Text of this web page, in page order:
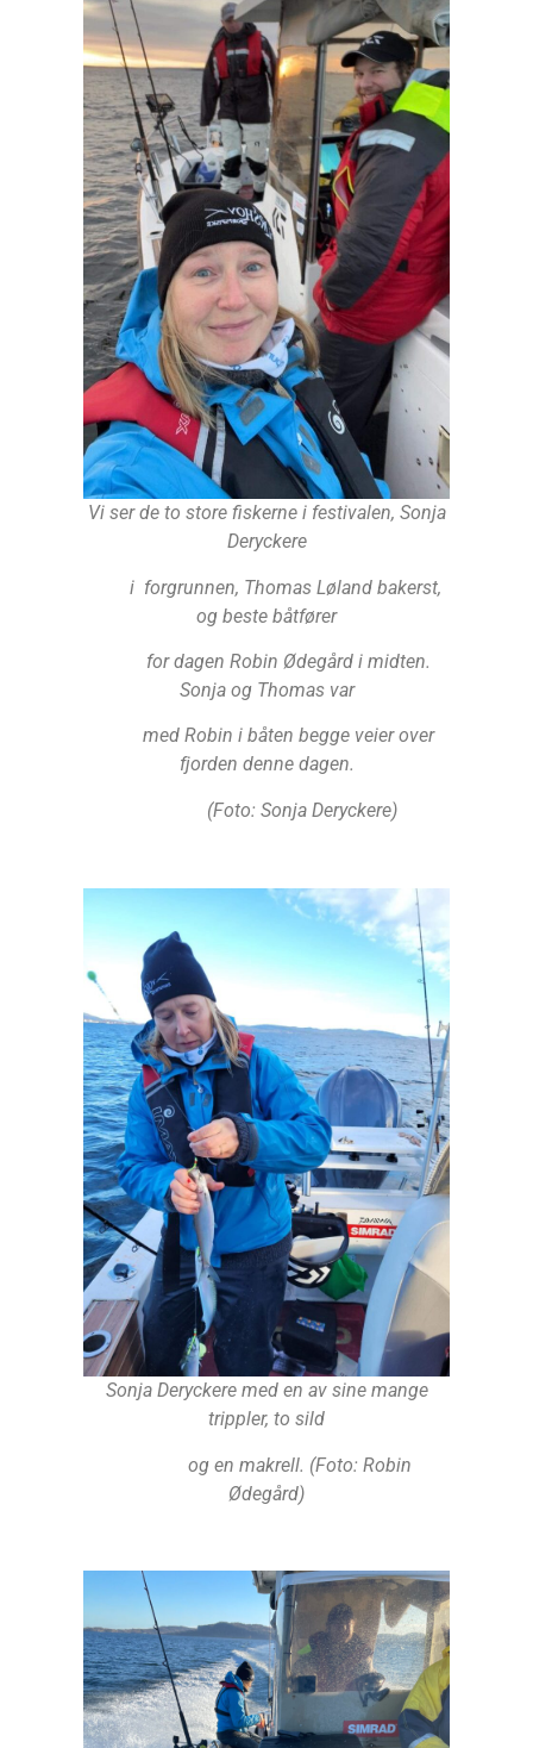
Vi ser de to store fiskerne i festivalen, Sonja
Deryckere
i forgrunnen, Thomas Løland bakerst,
og beste båtfører
for dagen Robin Ødegård i midten.
Sonja og Thomas var
med Robin i båten begge veier over
fjorden denne dagen.
(Foto: Sonja Deryckere)
Sonja Deryckere med en av sine mange
trippler, to sild
og en makrell. (Foto: Robin
Ødegård)